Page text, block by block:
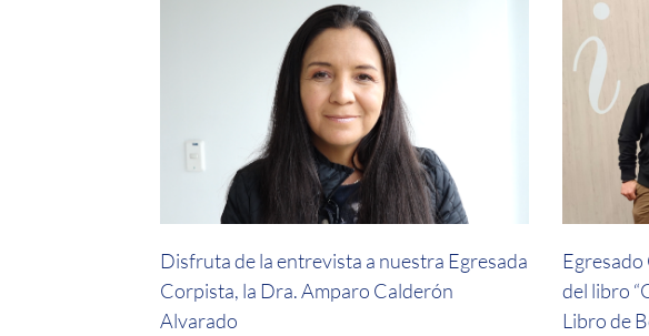
Disfruta de la entrevista a nuestra Egresada
Corpista, la Dra. Amparo Calderón
Alvarado
del libro
Libro de